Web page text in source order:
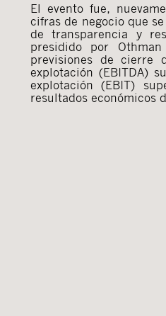
El evento fue,
cifras de negocio que
de transparencia y
presidido por
previsiones de cierre
explotación (EBITDA)
explotación (EBIT)
resultados económicos